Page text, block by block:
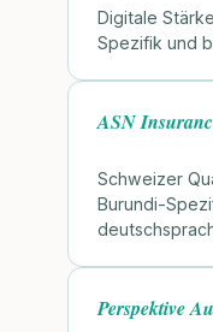
Digitale
Spezifik und
ASN
Schweizer
Burundi-
Perspektive